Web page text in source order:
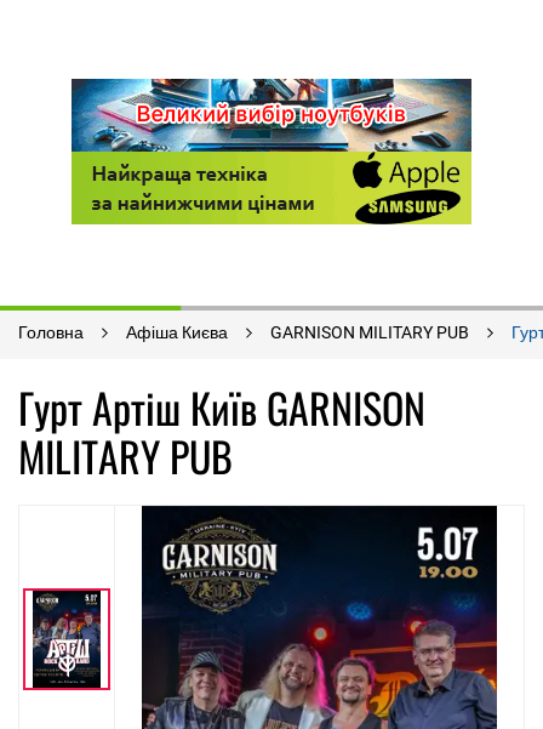
Головна Афіша Києва GARNISON MILITARY PUB
Гурт Артіш Київ GARNISON
MILITARY PUB